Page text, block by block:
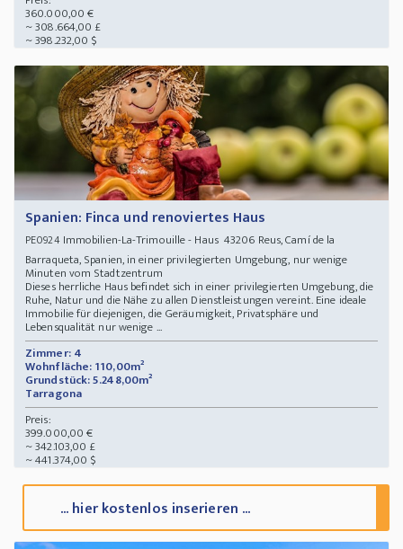
360.000,00 €
~ 308.664,00 £
~ 398.232,00 $
Spanien: Finca und renoviertes Haus
PE0924Immobilien-La-Trimouille - Haus 43206 Reus, Camí de la
Barraqueta, Spanien, in einer privilegierten Umgebung, nur wenige
Minuten vom Stadtzentrum
Dieses herrliche Haus befindet sich in einer privilegierten Umgebung, die
Ruhe, Natur und die Nähe zu allen Dienstleistungen vereint. Eine ideale
Immobilie für diejenigen, die Geräumigkeit, Privatsphäre und
Lebensqualität nur wenige ...
Zimmer: 4
Wohnfläche: 110,00m²
Grundstück: 5.248,00m²
Tarragona
Preis:
399.000,00 €
~ 342.103,00 £
~ 441.374,00 $
... hier kostenlos inserieren ...